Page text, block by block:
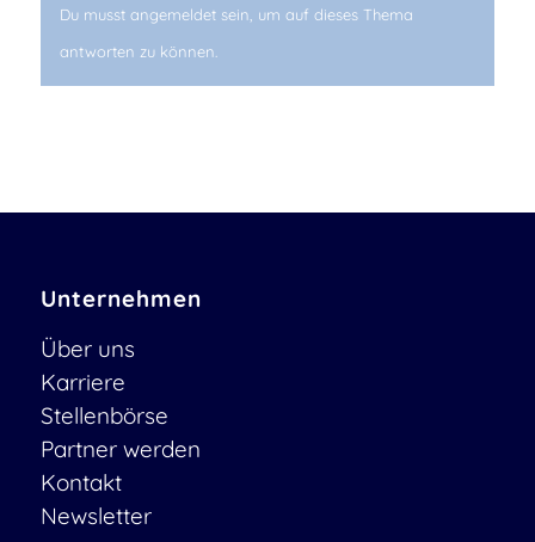
Du musst angemeldet sein, um auf dieses Thema
antworten zu können.
Unternehmen
Über uns
Karriere
Stellenbörse
Partner werden
Kontakt
Newsletter